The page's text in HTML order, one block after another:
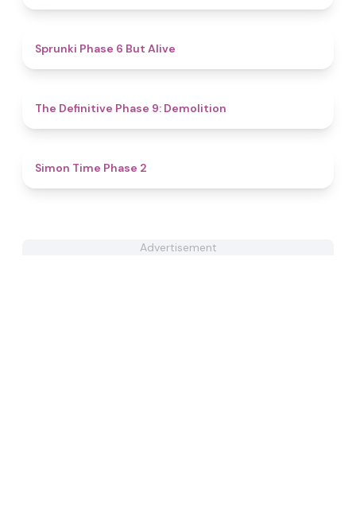
Sprunki Phase 6 But Alive
The Definitive Phase 9: Demolition
Simon Time Phase 2
Advertisement